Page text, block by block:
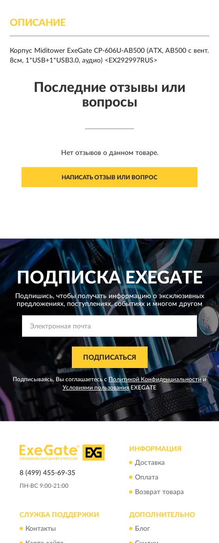
ОПИСАНИЕ
Корпус Miditower ExeGate CP-606U-AB500 (ATX, AB500 с вент.
8см, 1*USB+1*USB3.0, аудио) <EX292997RUS>
Последние отзывы или
вопросы
Нет отзывов о данном товаре.
НАПИСАТЬ ОТЗЫВ ИЛИ ВОПРОС
ПОДПИСКАEXEGATE
Подпишись, чтобы получать информацию о эксклюзивных
предложениях, поступлениях, событиях и многом другом
ПОДПИСАТЬСЯ
Подписываясь, Вы соглашаетесь сПолитикой Конфиденциальности и
Условиями пользованияEXEGATE
8 (499) 455-69-35
ПН-ВС 9:00-21:00
ИНФОРМАЦИЯ
Доставка
Оплата
Возврат товара
СЛУЖБА ПОДДЕРЖКИ
Контакты
ДОПОЛНИТЕЛЬНО
Блог